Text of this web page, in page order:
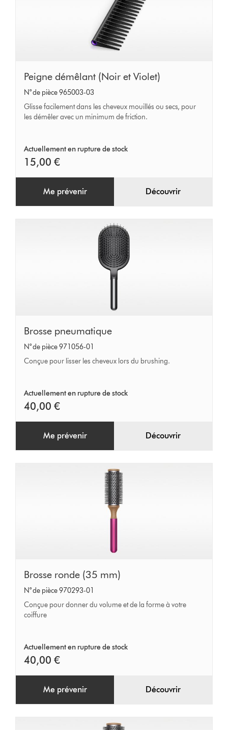
Peigne
démêlant
(Noir
et
Peigne démêlant (Noir et Violet)
N° de pièce 965003-03
Glisse facilement dans les cheveux mouillés ou secs, pour
les démêler avec un minimum de friction.
Actuellement en rupture de stock
15,00 €
Me prévenir Découvrir
Brosse
pneumatique
Brosse pneumatique
N° de pièce 971056-01
Conçue pour lisser les cheveux lors du brushing.
Actuellement en rupture de stock
40,00 €
Me prévenir Découvrir
Brosse
ronde
(35
mm)
Brosse ronde (35 mm)
N° de pièce 970293-01
Conçue pour donner du volume et de la forme à votre
coiffure
Actuellement en rupture de stock
40,00 €
Me prévenir Découvrir